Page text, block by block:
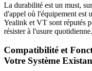
La durabilité est un must,
d'appel où l'équipement est
Yealink et VT sont réputés
résister à l'usure quotidienne.
Compatibilité et
Votre Système